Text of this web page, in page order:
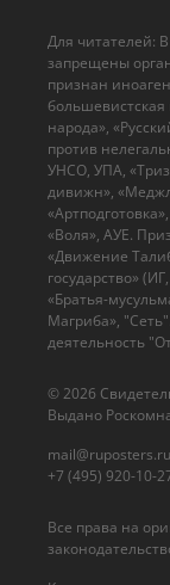
Все права на
© 2026
Выдано
mail@ruposters.ru
+7 (495) 920-10-
Для читателей:
запрещены
признан
народа»,
против
УНСО, УПА,
дивижн»,
«Воля», АУЕ.
«Движение
государство»
«Братья-
Магриба»,
деятельность